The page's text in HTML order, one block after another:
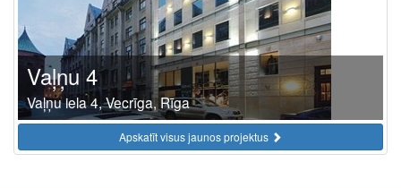
Vaļņu 4
Vaļņu iela 4, Vecrīga, Rīga
Apskatīt visus jaunos projektus